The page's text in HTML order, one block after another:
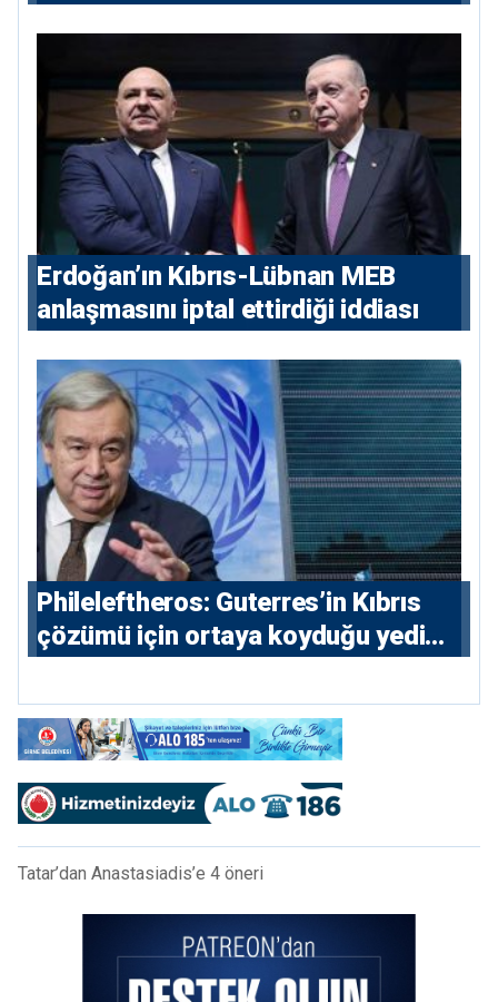
Erdoğan’ın Kıbrıs-Lübnan MEB
anlaşmasını iptal ettirdiği iddiası
Phileleftheros: Guterres’in Kıbrıs
çözümü için ortaya koyduğu yedi
Tatar’dan Anastasiadis’e 4 öneri